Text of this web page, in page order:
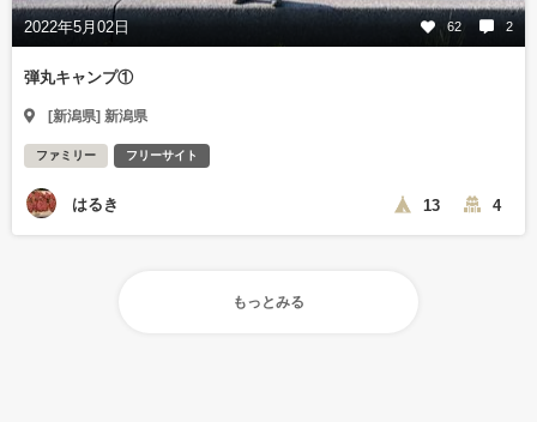
2022年5月02日 62 2
弾丸キャンプ①
[新潟県] 新潟県
ファミリー フリーサイト
はるき 13 4
もっとみる